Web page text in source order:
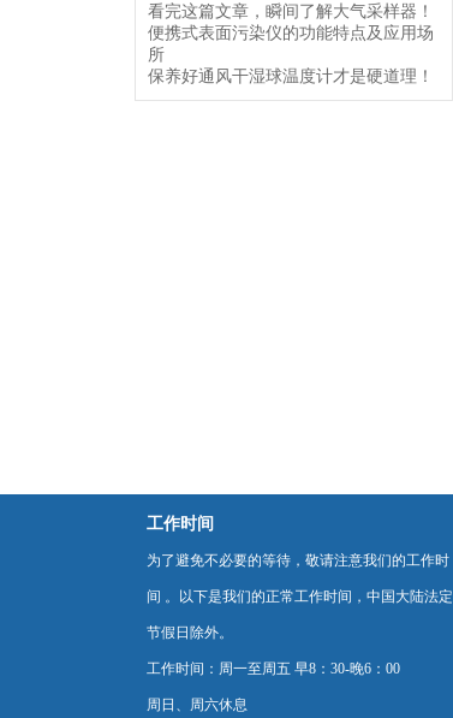
看完这篇文章，瞬间了解大气采样器！
便携式表面污染仪的功能特点及应用场
所
保养好通风干湿球温度计才是硬道理！
工作时间
为了避免不必要的等待，敬请注意我们的工作时
间 。以下是我们的正常工作时间，中国大陆法定
节假日除外。
工作时间：周一至周五 早8：30-晚6：00
周日、周六休息